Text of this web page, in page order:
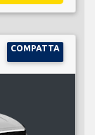
COMPATTA